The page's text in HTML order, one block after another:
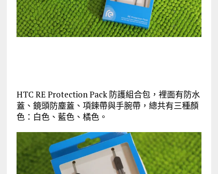
HTC RE Protection Pack 防護組合包，裡面有防水
蓋、鏡頭防塵蓋、項鍊帶與手腕帶，總共有三種顏
色：白色、藍色、橘色。